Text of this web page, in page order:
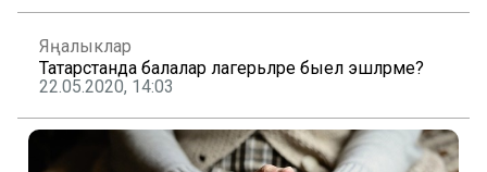
Яңалыклар
Татарстанда балалар лагерьләре быел эшләрме?
22.05.2020, 14:03